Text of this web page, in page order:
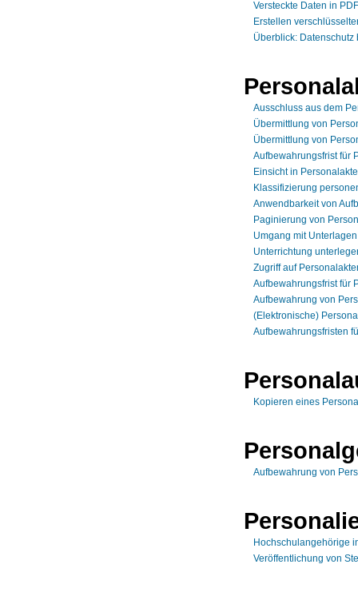
Versteckte Daten in
Erstellen
Überblick: Datenschutz
Ausschluss aus dem
Übermittlung von
Übermittlung von
Aufbewahrungsfrist für
Einsicht in
Klassifizierung
Anwendbarkeit von
Paginierung von
Umgang mit
Unterrichtung
Zugriff auf
Aufbewahrungsfrist für
Aufbewahrung von
(Elektronische)
Aufbewahrungsfristen
Kopieren eines
Aufbewahrung von
Hochschulangehörige
Veröffentlichung von